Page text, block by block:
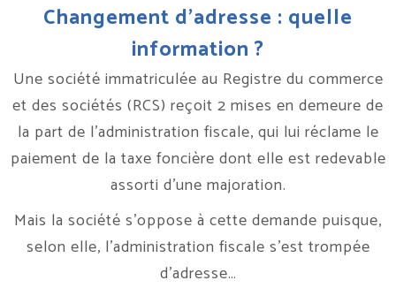
Changement d’adresse : quelle
information ?
Une société immatriculée au Registre du commerce
et des sociétés (RCS) reçoit 2 mises en demeure de
la part de l’administration fiscale, qui lui réclame le
paiement de la taxe foncière dont elle est redevable
assorti d’une majoration.
Mais la société s’oppose à cette demande puisque,
selon elle, l’administration fiscale s’est trompée
d’adresse…